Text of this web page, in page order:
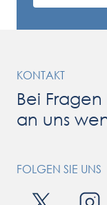
KONTAKT
Bei
an uns
FOLGEN SIE UNS